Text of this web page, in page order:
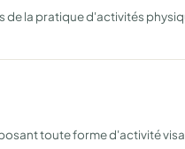
de la pratique d'activités
toute forme d'activité